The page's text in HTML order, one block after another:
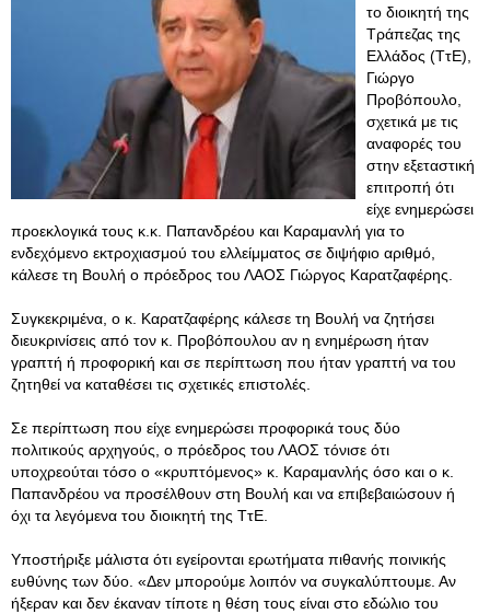
το διοικητή της
Τράπεζας της
Ελλάδος (ΤτΕ),
Γιώργο
Προβόπουλο,
σχετικά με τις
αναφορές του
στην εξεταστική
επιτροπή ότι
είχε ενημερώσει
προεκλογικά τους κ.κ. Παπανδρέου και Καραμανλή για το
ενδεχόμενο εκτροχιασμού του ελλείμματος σε διψήφιο αριθμό,
κάλεσε τη Βουλή ο πρόεδρος του ΛΑΟΣ Γιώργος Καρατζαφέρης.
Συγκεκριμένα, ο κ. Καρατζαφέρης κάλεσε τη Βουλή να ζητήσει
διευκρινίσεις από τον κ. Προβόπουλου αν η ενημέρωση ήταν
γραπτή ή προφορική και σε περίπτωση που ήταν γραπτή να του
ζητηθεί να καταθέσει τις σχετικές επιστολές.
Σε περίπτωση που είχε ενημερώσει προφορικά τους δύο
πολιτικούς αρχηγούς, ο πρόεδρος του ΛΑΟΣ τόνισε ότι
υποχρεούται τόσο ο «κρυπτόμενος» κ. Καραμανλής όσο και ο κ.
Παπανδρέου να προσέλθουν στη Βουλή και να επιβεβαιώσουν ή
όχι τα λεγόμενα του διοικητή της ΤτΕ.
Υποστήριξε μάλιστα ότι εγείρονται ερωτήματα πιθανής ποινικής
ευθύνης των δύο. «Δεν μπορούμε λοιπόν να συγκαλύπτουμε. Αν
ήξεραν και δεν έκαναν τίποτε η θέση τους είναι στο εδώλιο του